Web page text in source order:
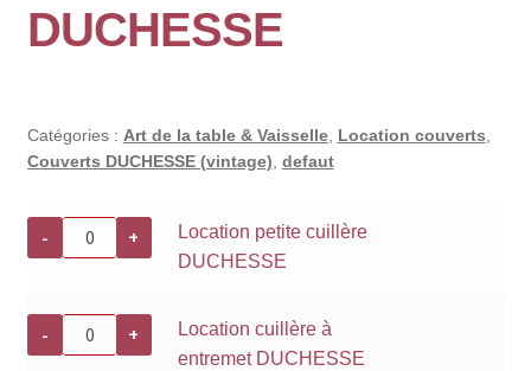
DUCHESSE
Catégories : Art de la table & Vaisselle, Location couverts
Couverts DUCHESSE (vintage) defaut
-
quantité
Location
DUCHESSE
+
Location petite cuillère
DUCHESSE
-
quantité
Location
+
Location cuillère à
entremet DUCHESSE